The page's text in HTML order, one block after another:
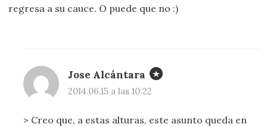
regresa a su cauce. O puede que no :)
Jose Alcántara
2014.06.15 a las 10:22
> Creo que, a estas alturas, este asunto queda en